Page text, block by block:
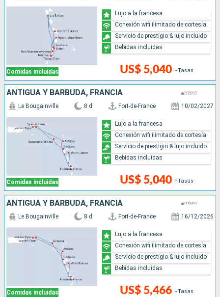
Comidas incluidas US$ 5,040 +Tasas
Lujo a la francesa
Conexión wifi ilimitado de cortesía
Servicio de prestigio & lujo incluido
Bebidas incluidas
ANTIGUA Y BARBUDA, FRANCIA
Comidas incluidas
Le Bougainville 8 d Fort-de-France 10/02/2027
US$ 5,040 +Tasas
Lujo a la francesa
Conexión wifi ilimitado de cortesía
Servicio de prestigio & lujo incluido
Bebidas incluidas
ANTIGUA Y BARBUDA, FRANCIA
Comidas incluidas
Le Bougainville 8 d Fort-de-France 16/12/2026
US$ 5,466 +Tasas
Lujo a la francesa
Conexión wifi ilimitado de cortesía
Servicio de prestigio & lujo incluido
Bebidas incluidas